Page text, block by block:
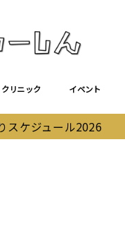
クリニック イベント
スケジュール2026